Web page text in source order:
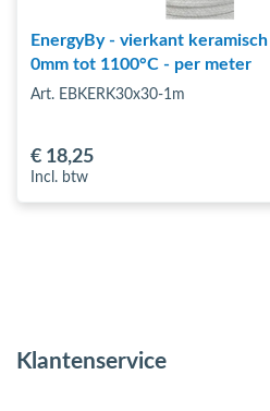
EnergyBy - vierkant
0mm tot 1100°C - per meter
Art. EBKERK30x30-1m
€ 18,25
Incl. btw
Klantenservice